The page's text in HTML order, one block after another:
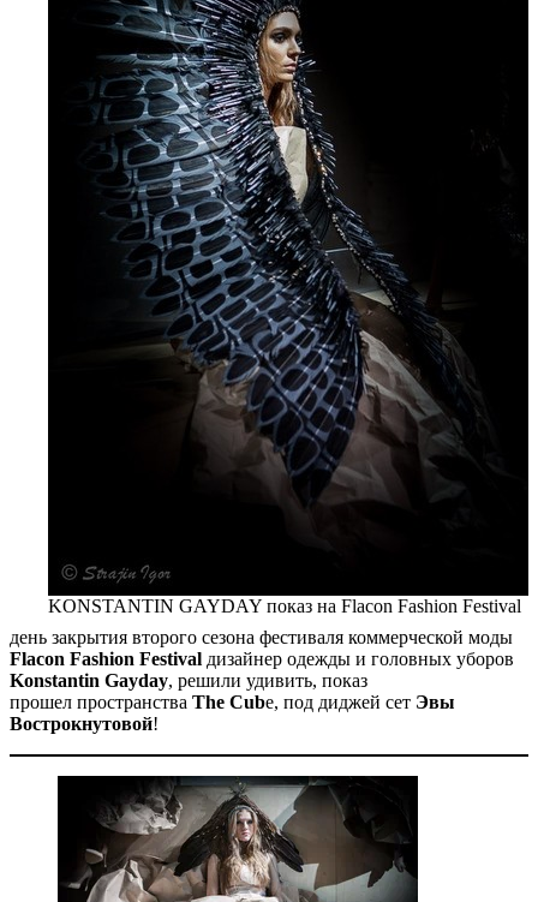
KONSTANTIN GAYDAY показ на Flacon Fashion Festival
день закрытия второго сезона фестиваля коммерческой моды
Flacon Fashion Festival дизайнер одежды и головных уборов
Konstantin Gayday, решили удивить, показ
прошел пространства The Cube, под диджей сет Эвы
Вострокнутовой!